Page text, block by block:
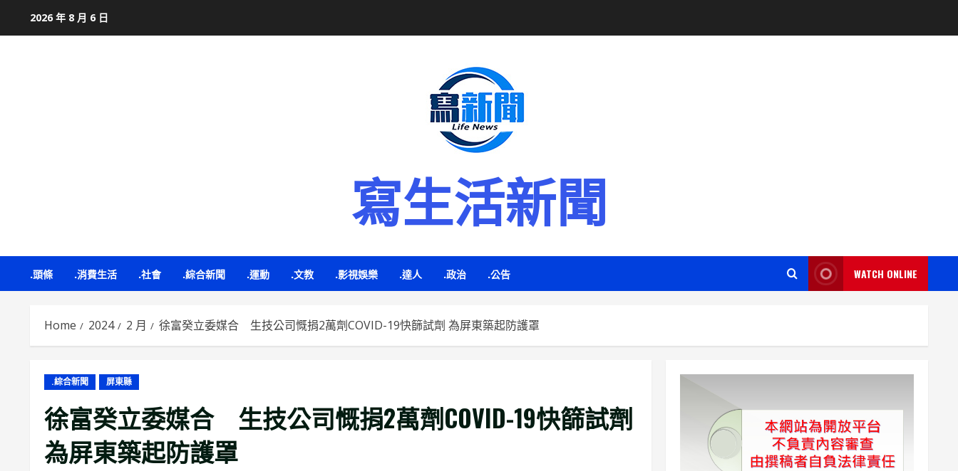
2026 年 8 月 6 日
寫生活新聞
.頭條 .消費生活 .社會 .綜合新聞 .運動 .文教 .影視娛樂 .達人 .政治 .公告 WATCH ONLINE
Home 2024 2 月 徐富癸立委媒合 生技公司慨捐2萬劑COVID-19快篩試劑 為屏東築起防護罩
.綜合新聞 屏東縣
徐富癸立委媒合 生技公司慨捐2萬劑COVID-19快篩試劑
為屏東築起防護罩